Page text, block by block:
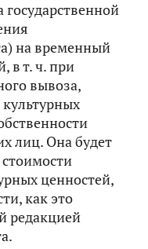
на временный
в т. ч. при
вывоза,
лиц. Она будет
ценностей,
как это
редакцией